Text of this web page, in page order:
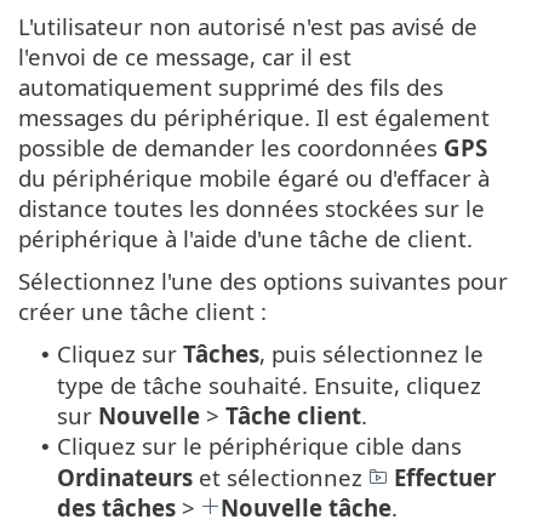
L'utilisateur non autorisé n'est pas avisé de
l'envoi de ce message, car il est
automatiquement supprimé des fils des
messages du périphérique. Il est également
possible de demander les coordonnées GPS
du périphérique mobile égaré ou d'effacer à
distance toutes les données stockées sur le
périphérique à l'aide d'une tâche de client.
Sélectionnez l'une des options suivantes pour
créer une tâche client :
• Cliquez sur Tâches, puis sélectionnez le
type de tâche souhaité. Ensuite, cliquez
sur Nouvelle > Tâche client.
• Cliquez sur le périphérique cible dans
Ordinateurs et sélectionnez
Effectuer
des tâches > Nouvelle tâche.